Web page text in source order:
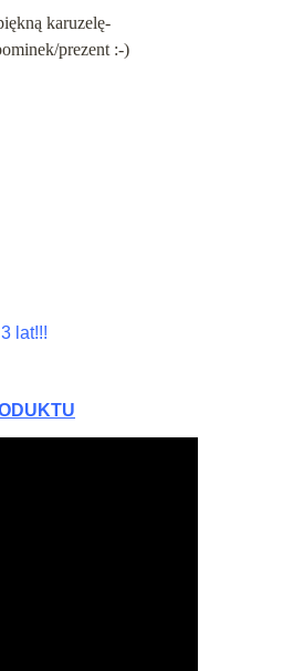
karuzelę-
prezent :-)
lat!!!